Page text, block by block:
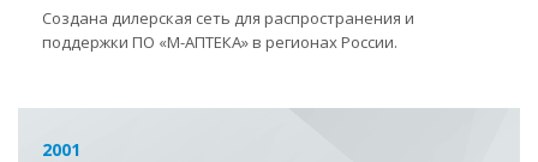
Создана дилерская сеть для распространения и
поддержки ПО «М-АПТЕКА» в регионах России.
2001